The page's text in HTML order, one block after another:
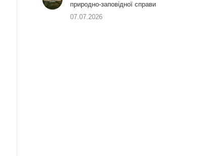
природно-заповідної справи
07.07.2026